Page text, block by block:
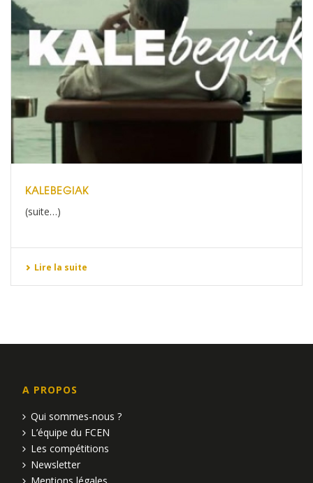
KALEBEGIAK
(suite…)
Lire la suite
A PROPOS
Qui sommes-nous ?
L’équipe du FCEN
Les compétitions
Newsletter
Mentions légales